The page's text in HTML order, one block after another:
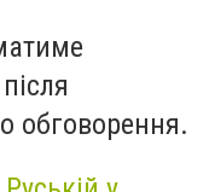
обговорення.